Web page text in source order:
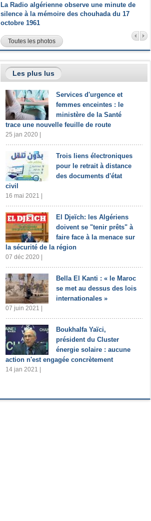
La Radio algérienne observe une minute de
silence à la mémoire des chouhada du 17
octobre 1961
Toutes les photos
Les plus lus
Services d'urgence et
femmes enceintes : le
ministère de la Santé
trace une nouvelle feuille de route
25 jan 2020 |
Trois liens électroniques
pour le retrait à distance
des documents d'état
civil
16 mai 2021 |
El Djeïch: les Algériens
doivent se "tenir prêts" à
faire face à la menace sur
la sécurité de la région
07 déc 2020 |
Bella El Kanti : « le Maroc
se met au dessus des lois
internationales »
07 juin 2021 |
Boukhalfa Yaïci,
président du Cluster
énergie solaire : aucune
action n'est engagée concrètement
14 jan 2021 |